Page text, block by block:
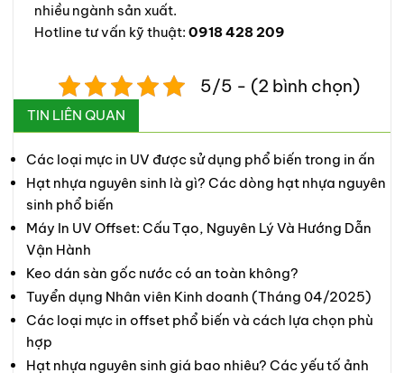
nhiều ngành sản xuất.
Hotline tư vấn kỹ thuật: 0918 428 209
5/5 - (2 bình chọn)
TIN LIÊN QUAN
Các loại mực in UV được sử dụng phổ biến trong in ấn
Hạt nhựa nguyên sinh là gì? Các dòng hạt nhựa nguyên
sinh phổ biến
Máy In UV Offset: Cấu Tạo, Nguyên Lý Và Hướng Dẫn
Vận Hành
Keo dán sàn gốc nước có an toàn không?
Tuyển dụng Nhân viên Kinh doanh (Tháng 04/2025)
Các loại mực in offset phổ biến và cách lựa chọn phù
hợp
Hạt nhựa nguyên sinh giá bao nhiêu? Các yếu tố ảnh